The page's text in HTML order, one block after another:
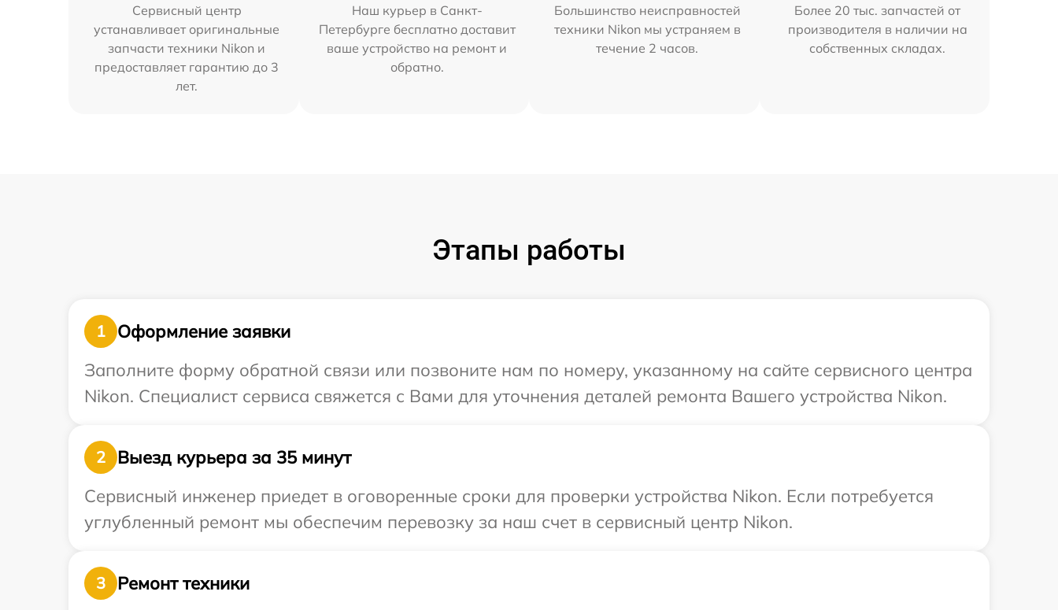
Сервисный центр
устанавливает оригинальные
запчасти техники Nikon и
предоставляет гарантию до 3
лет.
Наш курьер в Санкт-
Петербурге бесплатно доставит
ваше устройство на ремонт и
обратно.
Большинство неисправностей
техники Nikon мы устраняем в
течение 2 часов.
Более 20 тыс. запчастей от
производителя в наличии на
собственных складах.
Этапы работы
1
Оформление заявки
Заполните форму обратной связи или позвоните нам по номеру, указанному на сайте сервисного центра
Nikon. Специалист сервиса свяжется с Вами для уточнения деталей ремонта Вашего устройства Nikon.
2
Выезд курьера за 35 минут
Сервисный инженер приедет в оговоренные сроки для проверки устройства Nikon. Если потребуется
углубленный ремонт мы обеспечим перевозку за наш счет в сервисный центр Nikon.
3
Ремонт техники